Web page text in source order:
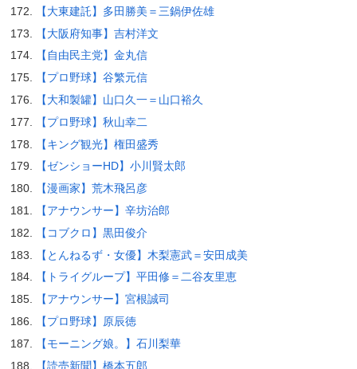
【大東建託】多田勝美＝三鍋伊佐雄
【大阪府知事】吉村洋文
【自由民主党】金丸信
【プロ野球】谷繁元信
【大和製罐】山口久一＝山口裕久
【プロ野球】秋山幸二
【キング観光】権田盛秀
【ゼンショーHD】小川賢太郎
【漫画家】荒木飛呂彦
【アナウンサー】辛坊治郎
【コブクロ】黒田俊介
【とんねるず・女優】木梨憲武＝安田成美
【トライグループ】平田修＝二谷友里恵
【アナウンサー】宮根誠司
【プロ野球】原辰徳
【モーニング娘。】石川梨華
【読売新聞】橋本五郎